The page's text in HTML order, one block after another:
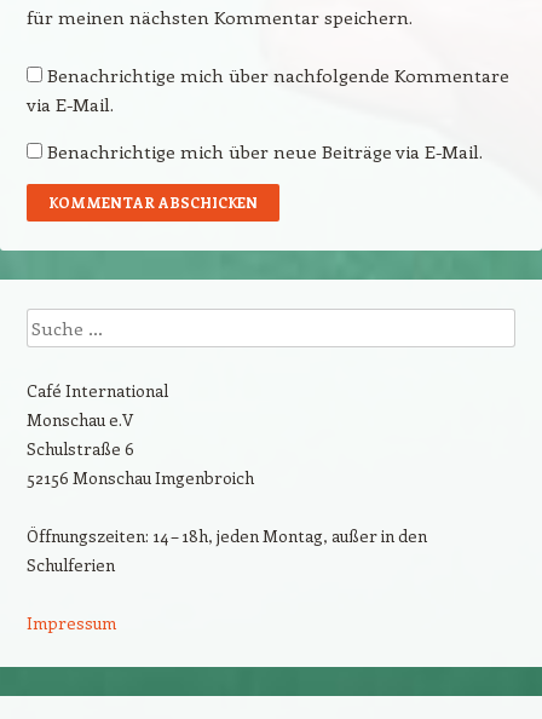
für meinen nächsten Kommentar speichern.
Benachrichtige mich über nachfolgende Kommentare
via E-Mail.
Benachrichtige mich über neue Beiträge via E-Mail.
Suche
Café International
Monschau e.V
Schulstraße 6
52156 Monschau Imgenbroich
Öffnungszeiten: 14 – 18h, jeden Montag, außer in den
Schulferien
Impressum